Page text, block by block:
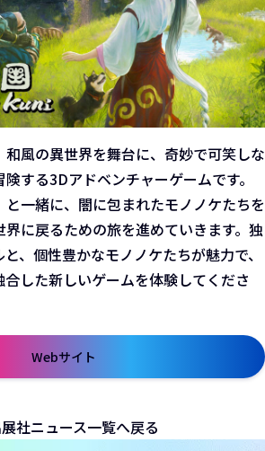
和風の異世界を舞台に、奇妙で可笑しな
する3Dアドベンチャーゲームです。
一緒に、闇に包まれたモノノケたちを
に戻るための旅を進めていきます。独
、個性豊かなモノノケたちが魅力で、
した新しいゲームを体験してくださ
Webサイト
新しいウィンドウで開きます
社ニュース一覧へ戻る